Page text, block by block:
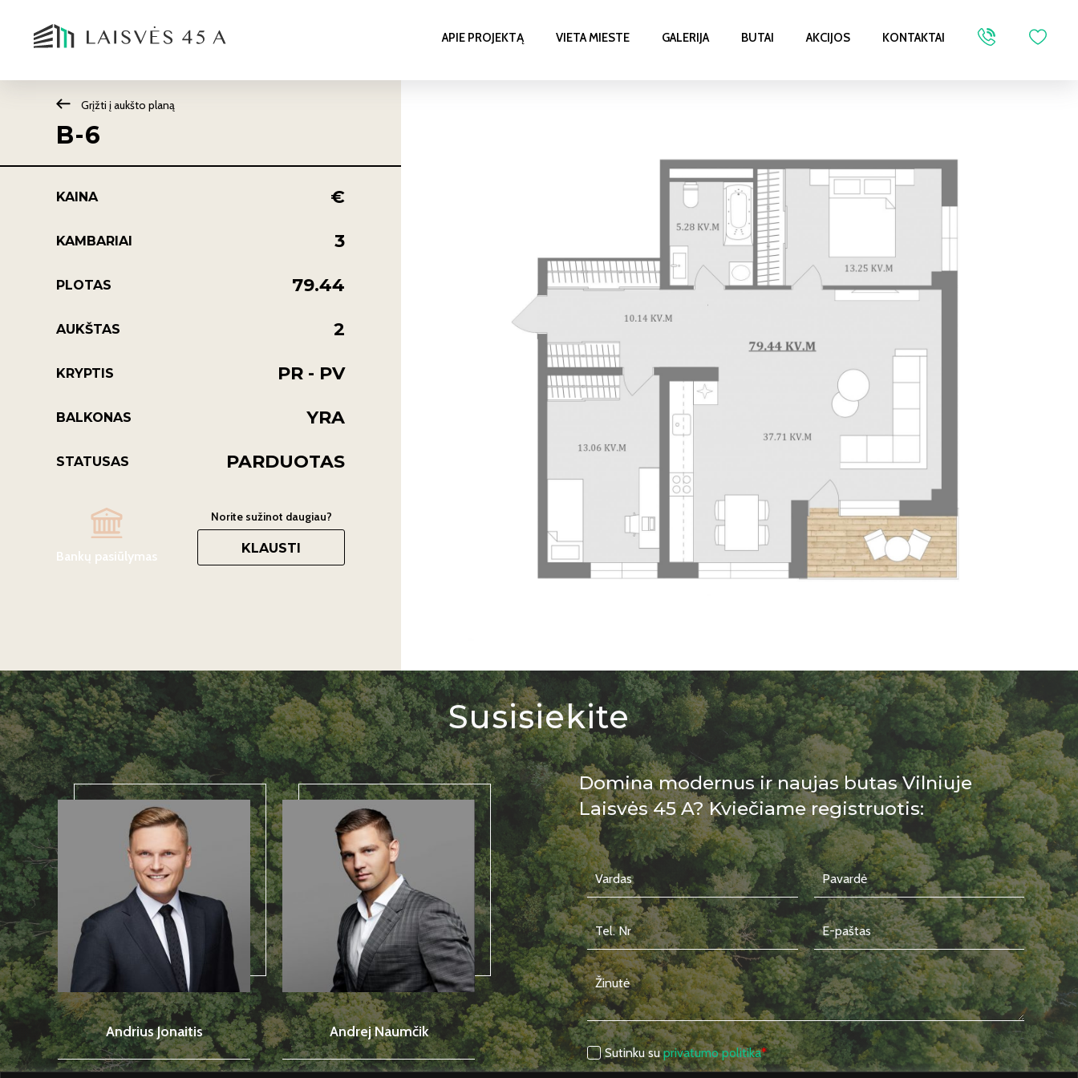
APIE PROJEKTĄ VIETA MIESTE GALERIJA BUTAI AKCIJOS KONTAKTAI
Grįžti į aukšto planą
B-6
KAINA €
KAMBARIAI 3
PLOTAS 79.44
AUKŠTAS 2
KRYPTIS PR - PV
BALKONAS YRA
STATUSAS PARDUOTAS
Bankų pasiūlymas
Norite sužinot daugiau?
KLAUSTI
Susisiekite
Andrius Jonaitis Andrej Naumčik
Domina modernus ir naujas butas Vilniuje
Laisvės 45 A? Kviečiame registruotis:
Sutinku suprivatumo politika*